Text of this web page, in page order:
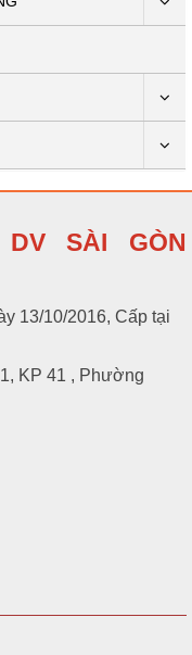
SÀI GÒN
13/10/2016, Cấp tại
KP 41 , Phường